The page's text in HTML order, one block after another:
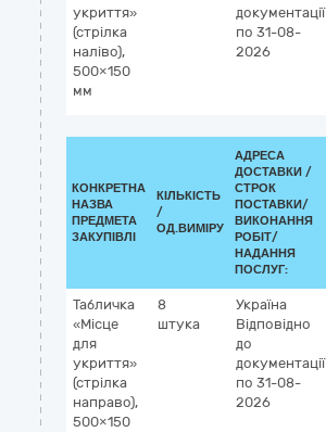
укриття»
(стрілка
наліво),
500×150
мм
документації
по 31-08-
2026
КОНКРЕТНА
НАЗВА
ПРЕДМЕТА
ЗАКУПІВЛІ
КІЛЬКІСТЬ
/
ОД.ВИМІРУ
АДРЕСА
ДОСТАВКИ /
СТРОК
ПОСТАВКИ/
ВИКОНАННЯ
РОБІТ/
НАДАННЯ
ПОСЛУГ:
Табличка
«Місце
для
укриття»
(стрілка
направо),
500×150
8
штука
Україна
Відповідно
до
документації
по 31-08-
2026